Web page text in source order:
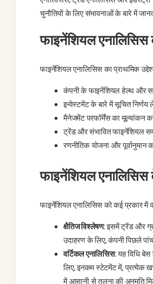
चुनौतियों के लिए संभावनाओं के बारे में
फाइनेंशियल एनालिसिस
फाइनेंशियल एनालिसिस का प्राथमिक
कंपनी के फाइनेंशियल हेल्थ और
इन्वेस्टमेंट के बारे में सूचित निर्णय
मैनेजमेंट परफॉर्मेंस का मूल्यांकन
ट्रेंड और संभावित फाइनेंशियल
रणनीतिक योजना और पूर्वानुमान
फाइनेंशियल
फाइनेंशियल एनालिसिस को कई प्रकार में
क्षैतिज विश्लेषण: इसमें ट्रेंड और
उदाहरण के लिए, कंपनी पिछले
वर्टिकल एनालिसिस: यह विधि
लिए, इनकम स्टेटमेंट में, प्रत्येक
में आसानी से तुलना की अनुमति